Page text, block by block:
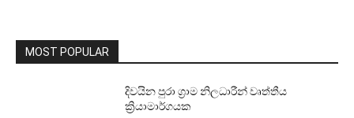
MOST POPULAR
දිවයින පුරා ග්‍රාම නිලධාරීන් වෘත්තීය
ක්‍රියාමාර්ගයක